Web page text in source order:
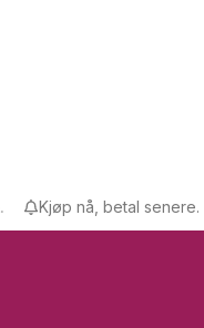
Kjøp nå, betal senere.